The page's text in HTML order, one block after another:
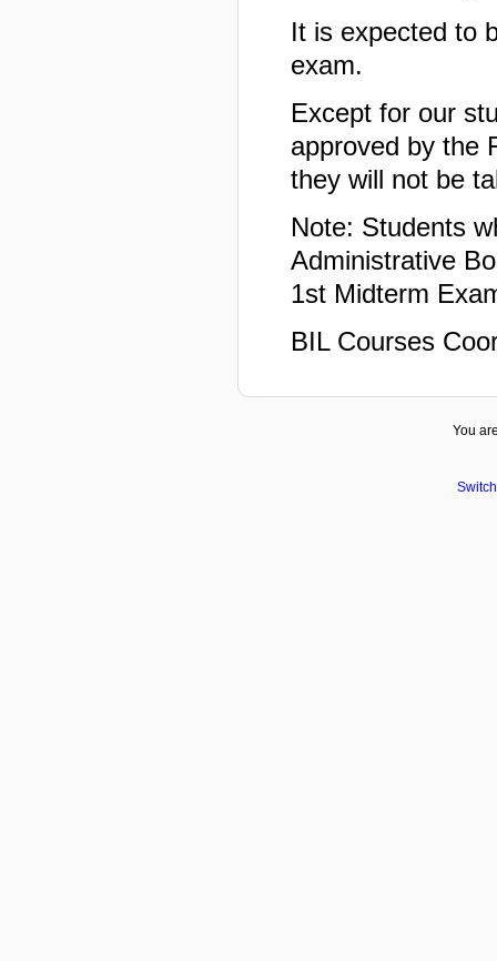
It is expected to
exam.
Except for our
approved by the
they will not be
Note: Students
Administrative
1st Midterm
BIL Courses
You